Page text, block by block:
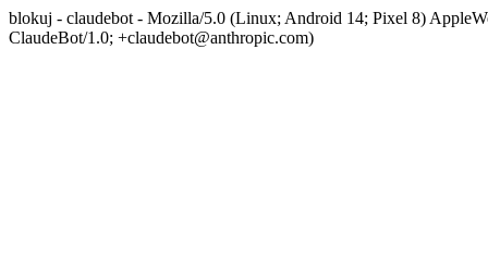
blokuj - claudebot - Mozilla/5.0 (Linux; Android 14; Pixel 8)
ClaudeBot/1.0; +claudebot@anthropic.com)